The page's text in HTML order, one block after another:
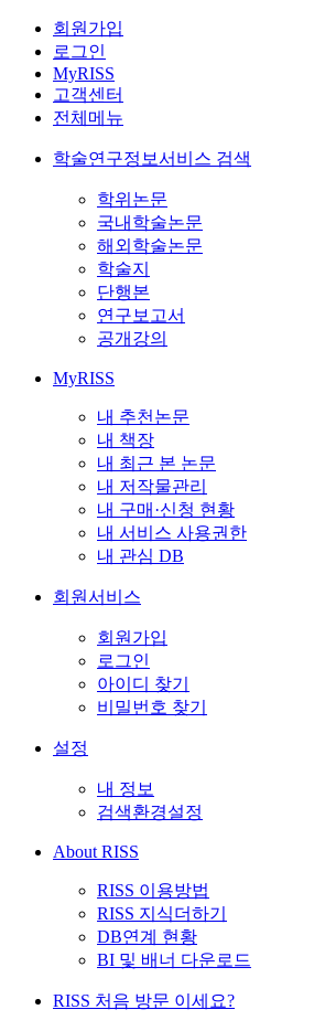
회원가입
로그인
MyRISS
고객센터
전체메뉴
학술연구정보서비스 검색
학위논문
국내학술논문
해외학술논문
학술지
단행본
연구보고서
공개강의
MyRISS
내 추천논문
내 책장
내 최근 본 논문
내 저작물관리
내 구매·신청 현황
내 서비스 사용권한
내 관심 DB
회원서비스
회원가입
로그인
아이디 찾기
비밀번호 찾기
설정
내 정보
검색환경설정
About RISS
RISS 이용방법
RISS 지식더하기
DB연계 현황
BI 및 배너 다운로드
RISS 처음 방문 이세요?